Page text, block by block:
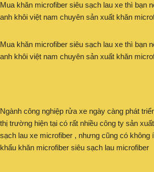
Mua khăn microfiber siêu sạch lau xe thì bạn
anh khôi việt nam chuyên sản xuất khăn
Mua khăn microfiber siêu sạch lau xe thì bạn
anh khôi việt nam chuyên sản xuất khăn
Ngành công nghiệp rửa xe ngày càng phát
thị trường hiện tại có rất nhiều công ty sản
sạch lau xe microfiber , nhưng cũng có không
khẩu khăn microfiber siêu sạch lau microfiber